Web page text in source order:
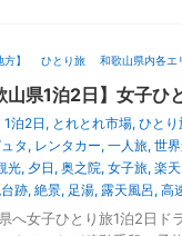
方】 ひとり旅 和歌山県内各エ
山県1泊2日】女子
1泊2日 , とれとれ市場, ひとり
タ , レンタカー, 一人旅, 世
光, 夕日 , 奥之院, 女子旅, 楽
跡, 絶景, 足湯, 露天風呂, 高
へ女子ひとり旅1泊2日ド